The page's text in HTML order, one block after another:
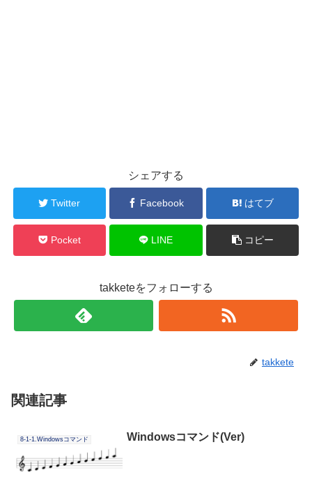
シェアする
Twitter Facebook はてブ
Pocket LINE コピー
takketeをフォローする
takkete
関連記事
8-1-1.Windowsコマンド Windowsコマンド(Ver)